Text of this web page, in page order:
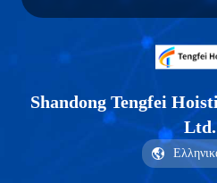
Shandong Tengfei
Ltd.